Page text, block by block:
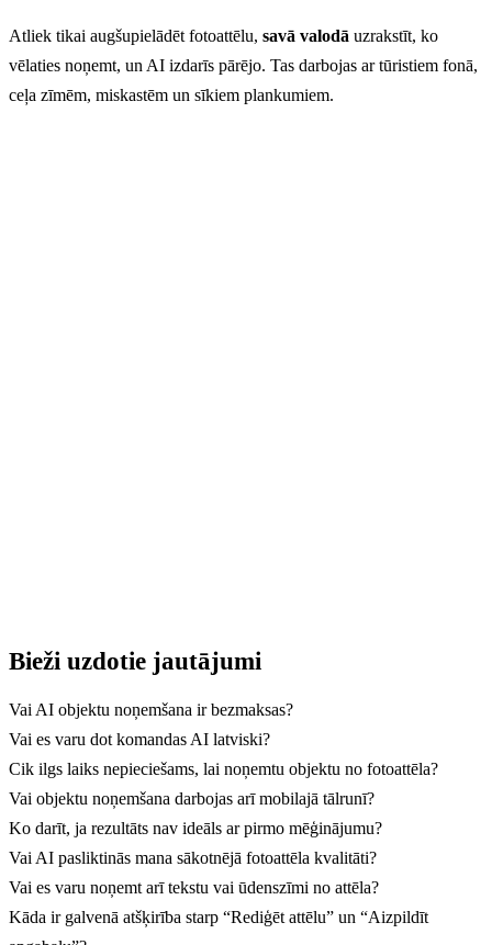
Atliek tikai augšupielādēt fotoattēlu, savā valodā uzrakstīt, ko
vēlaties noņemt, un AI izdarīs pārējo. Tas darbojas ar tūristiem fonā,
ceļa zīmēm, miskastēm un sīkiem plankumiem.
Bieži uzdotie jautājumi
Vai AI objektu noņemšana ir bezmaksas?
Vai es varu dot komandas AI latviski?
Cik ilgs laiks nepieciešams, lai noņemtu objektu no fotoattēla?
Vai objektu noņemšana darbojas arī mobilajā tālrunī?
Ko darīt, ja rezultāts nav ideāls ar pirmo mēģinājumu?
Vai AI pasliktinās mana sākotnējā fotoattēla kvalitāti?
Vai es varu noņemt arī tekstu vai ūdenszīmi no attēla?
Kāda ir galvenā atšķirība starp “Rediģēt attēlu” un “Aizpildīt